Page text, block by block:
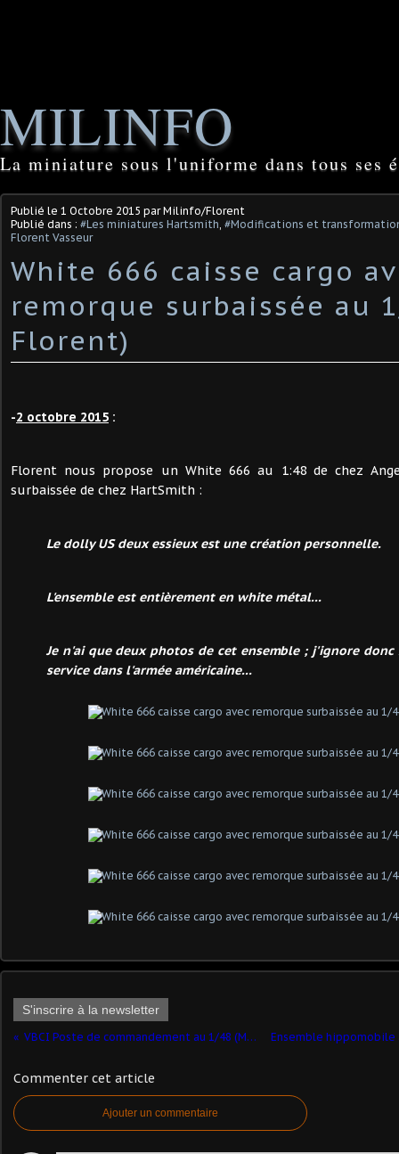
MILINFO
La miniature sous l'uniforme dans tous ses
Publié le 1 Octobre 2015 par Milinfo/Florent
Publié dans : #Les miniatures Hartsmith, #Modifications et
Florent Vasseur
White 666 caisse cargo
remorque surbaissée au
Florent)
-2 octobre 2015 :
Florent nous propose un White 666 au 1:48 de chez
surbaissée de chez HartSmith :
Le dolly US deux essieux est une création personnelle.
L'ensemble est entièrement en white métal...
Je n'ai que deux photos de cet ensemble ; j'ignore
service dans l'armée américaine...
S'inscrire à la newsletter
VBCI Poste de commandement au 1/48 (Master Fighter)
Commenter cet article
Ajouter un commentaire